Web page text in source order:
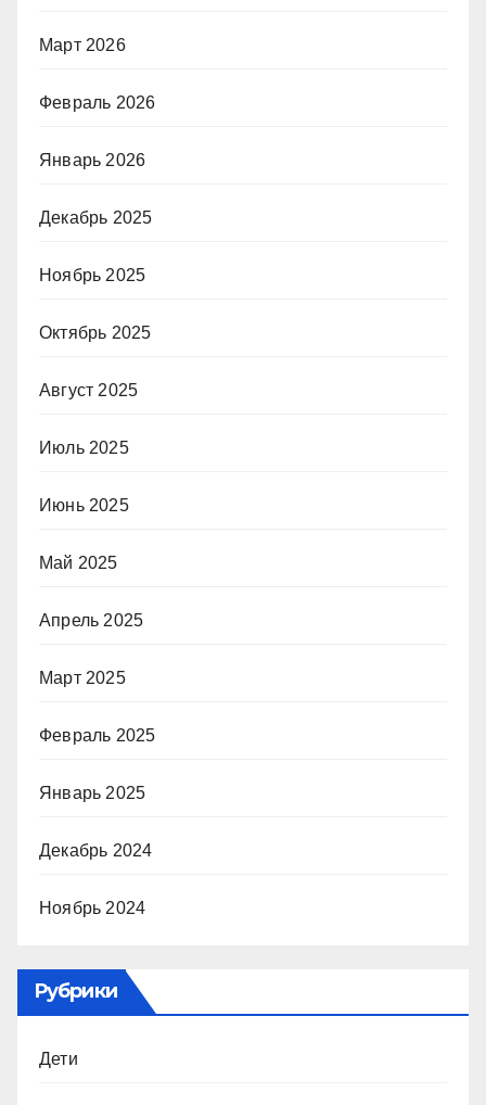
Март 2026
Февраль 2026
Январь 2026
Декабрь 2025
Ноябрь 2025
Октябрь 2025
Август 2025
Июль 2025
Июнь 2025
Май 2025
Апрель 2025
Март 2025
Февраль 2025
Январь 2025
Декабрь 2024
Ноябрь 2024
Рубрики
Дети